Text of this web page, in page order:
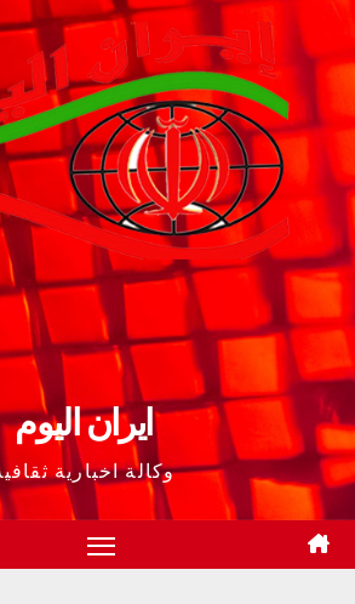
ايران اليوم
وكالة اخبارية